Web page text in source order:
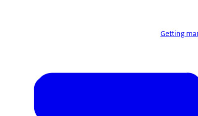
Getting